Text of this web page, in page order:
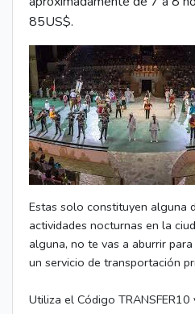
85US$.
Estas solo constituyen alguna
actividades nocturnas en la
alguna, no te vas a aburrir
un servicio de transportación
Utiliza el Código